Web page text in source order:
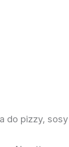
do pizzy, sosy